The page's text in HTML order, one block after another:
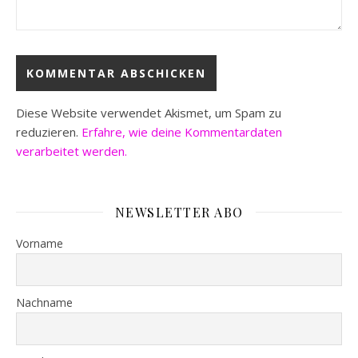
Diese Website verwendet Akismet, um Spam zu
reduzieren. Erfahre, wie deine Kommentardaten
verarbeitet werden.
NEWSLETTER ABO
Vorname
Nachname